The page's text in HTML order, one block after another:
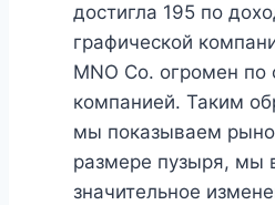
достигла 195 по
графической
MNO Co. огромен
компанией. Таким
мы показываем
размере пузыря, мы
значительное